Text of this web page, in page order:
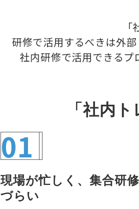
研修で活用するべきは外
社内研修で活用できるプ
「社内
01
現場が忙しく、集合研
づらい